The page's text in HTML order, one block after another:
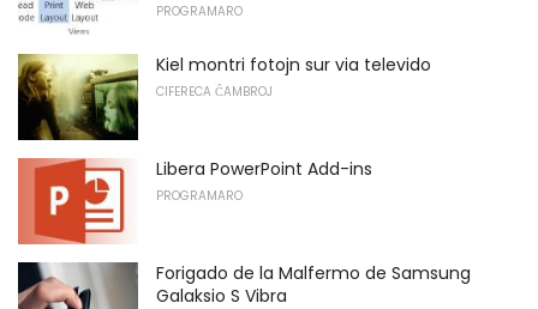
PROGRAMARO
Kiel montri fotojn sur via televido
CIFERECA ĈAMBROJ
Libera PowerPoint Add-ins
PROGRAMARO
Forigado de la Malfermo de Samsung
Galaksio S Vibra